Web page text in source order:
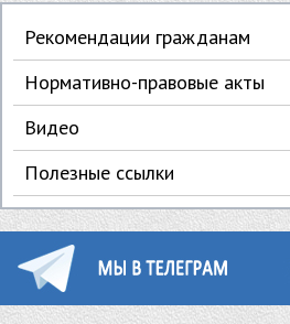
Рекомендации гражданам
Нормативно-правовые акты
Видео
Полезные ссылки